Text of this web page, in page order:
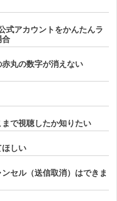
式アカウントをかんたんラ
合
丸の数字が消えない
で視聴したか知りたい
ほしい
セル（送信取消）はできま